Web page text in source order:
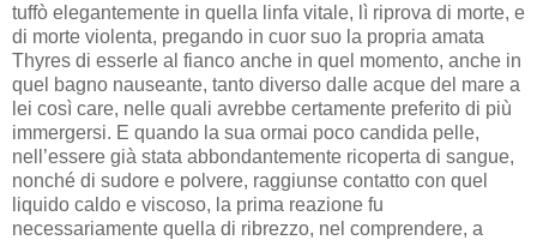
tuffò elegantemente in quella linfa vitale, lì riprova di morte, e
di morte violenta, pregando in cuor suo la propria amata
Thyres di esserle al fianco anche in quel momento, anche in
quel bagno nauseante, tanto diverso dalle acque del mare a
lei così care, nelle quali avrebbe certamente preferito di più
immergersi. E quando la sua ormai poco candida pelle,
nell’essere già stata abbondantemente ricoperta di sangue,
nonché di sudore e polvere, raggiunse contatto con quel
liquido caldo e viscoso, la prima reazione fu
necessariamente quella di ribrezzo, nel comprendere, a